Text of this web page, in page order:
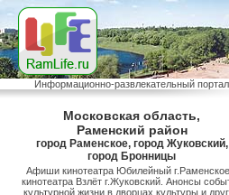
Информационно-развлекательный портал
Московская область,
Раменский район
город Раменское, город Жуковский,
город Бронницы
Афиши кинотеатра Юбилейный
кинотеатра Взлёт г.Жуковский. Анонсы
культурной жизни в дворцах культуры и